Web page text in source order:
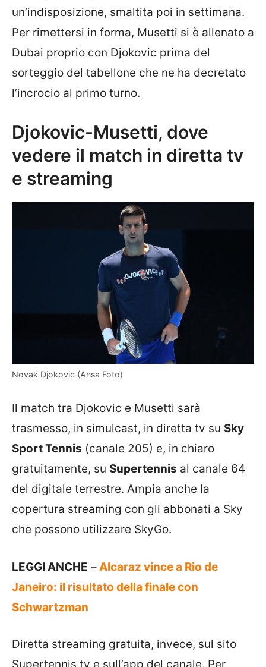
un’indisposizione, smaltita poi in settimana.
Per rimettersi in forma, Musetti si è allenato a
Dubai proprio con Djokovic prima del
sorteggio del tabellone che ne ha decretato
l’incrocio al primo turno.
Djokovic-Musetti, dove
vedere il match in diretta tv
e streaming
Novak Djokovic (Ansa Foto)
Il match tra Djokovic e Musetti sarà
trasmesso, in simulcast, in diretta tv su Sky
Sport Tennis (canale 205) e, in chiaro
gratuitamente, su Supertennis al canale 64
del digitale terrestre. Ampia anche la
copertura streaming con gli abbonati a Sky
che possono utilizzare SkyGo.
LEGGI ANCHE –Alcaraz vince a Rio de
Janeiro: il risultato della finale con
Schwartzman
Diretta streaming gratuita, invece, sul sito